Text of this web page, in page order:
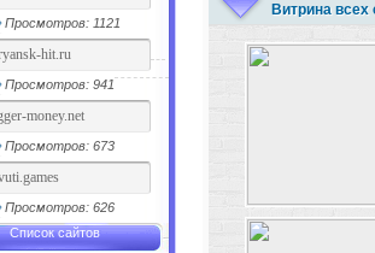
Просмотров: 1121
Просмотров: 941
Просмотров: 673
Просмотров: 626
Список сайтов
Витрина всех